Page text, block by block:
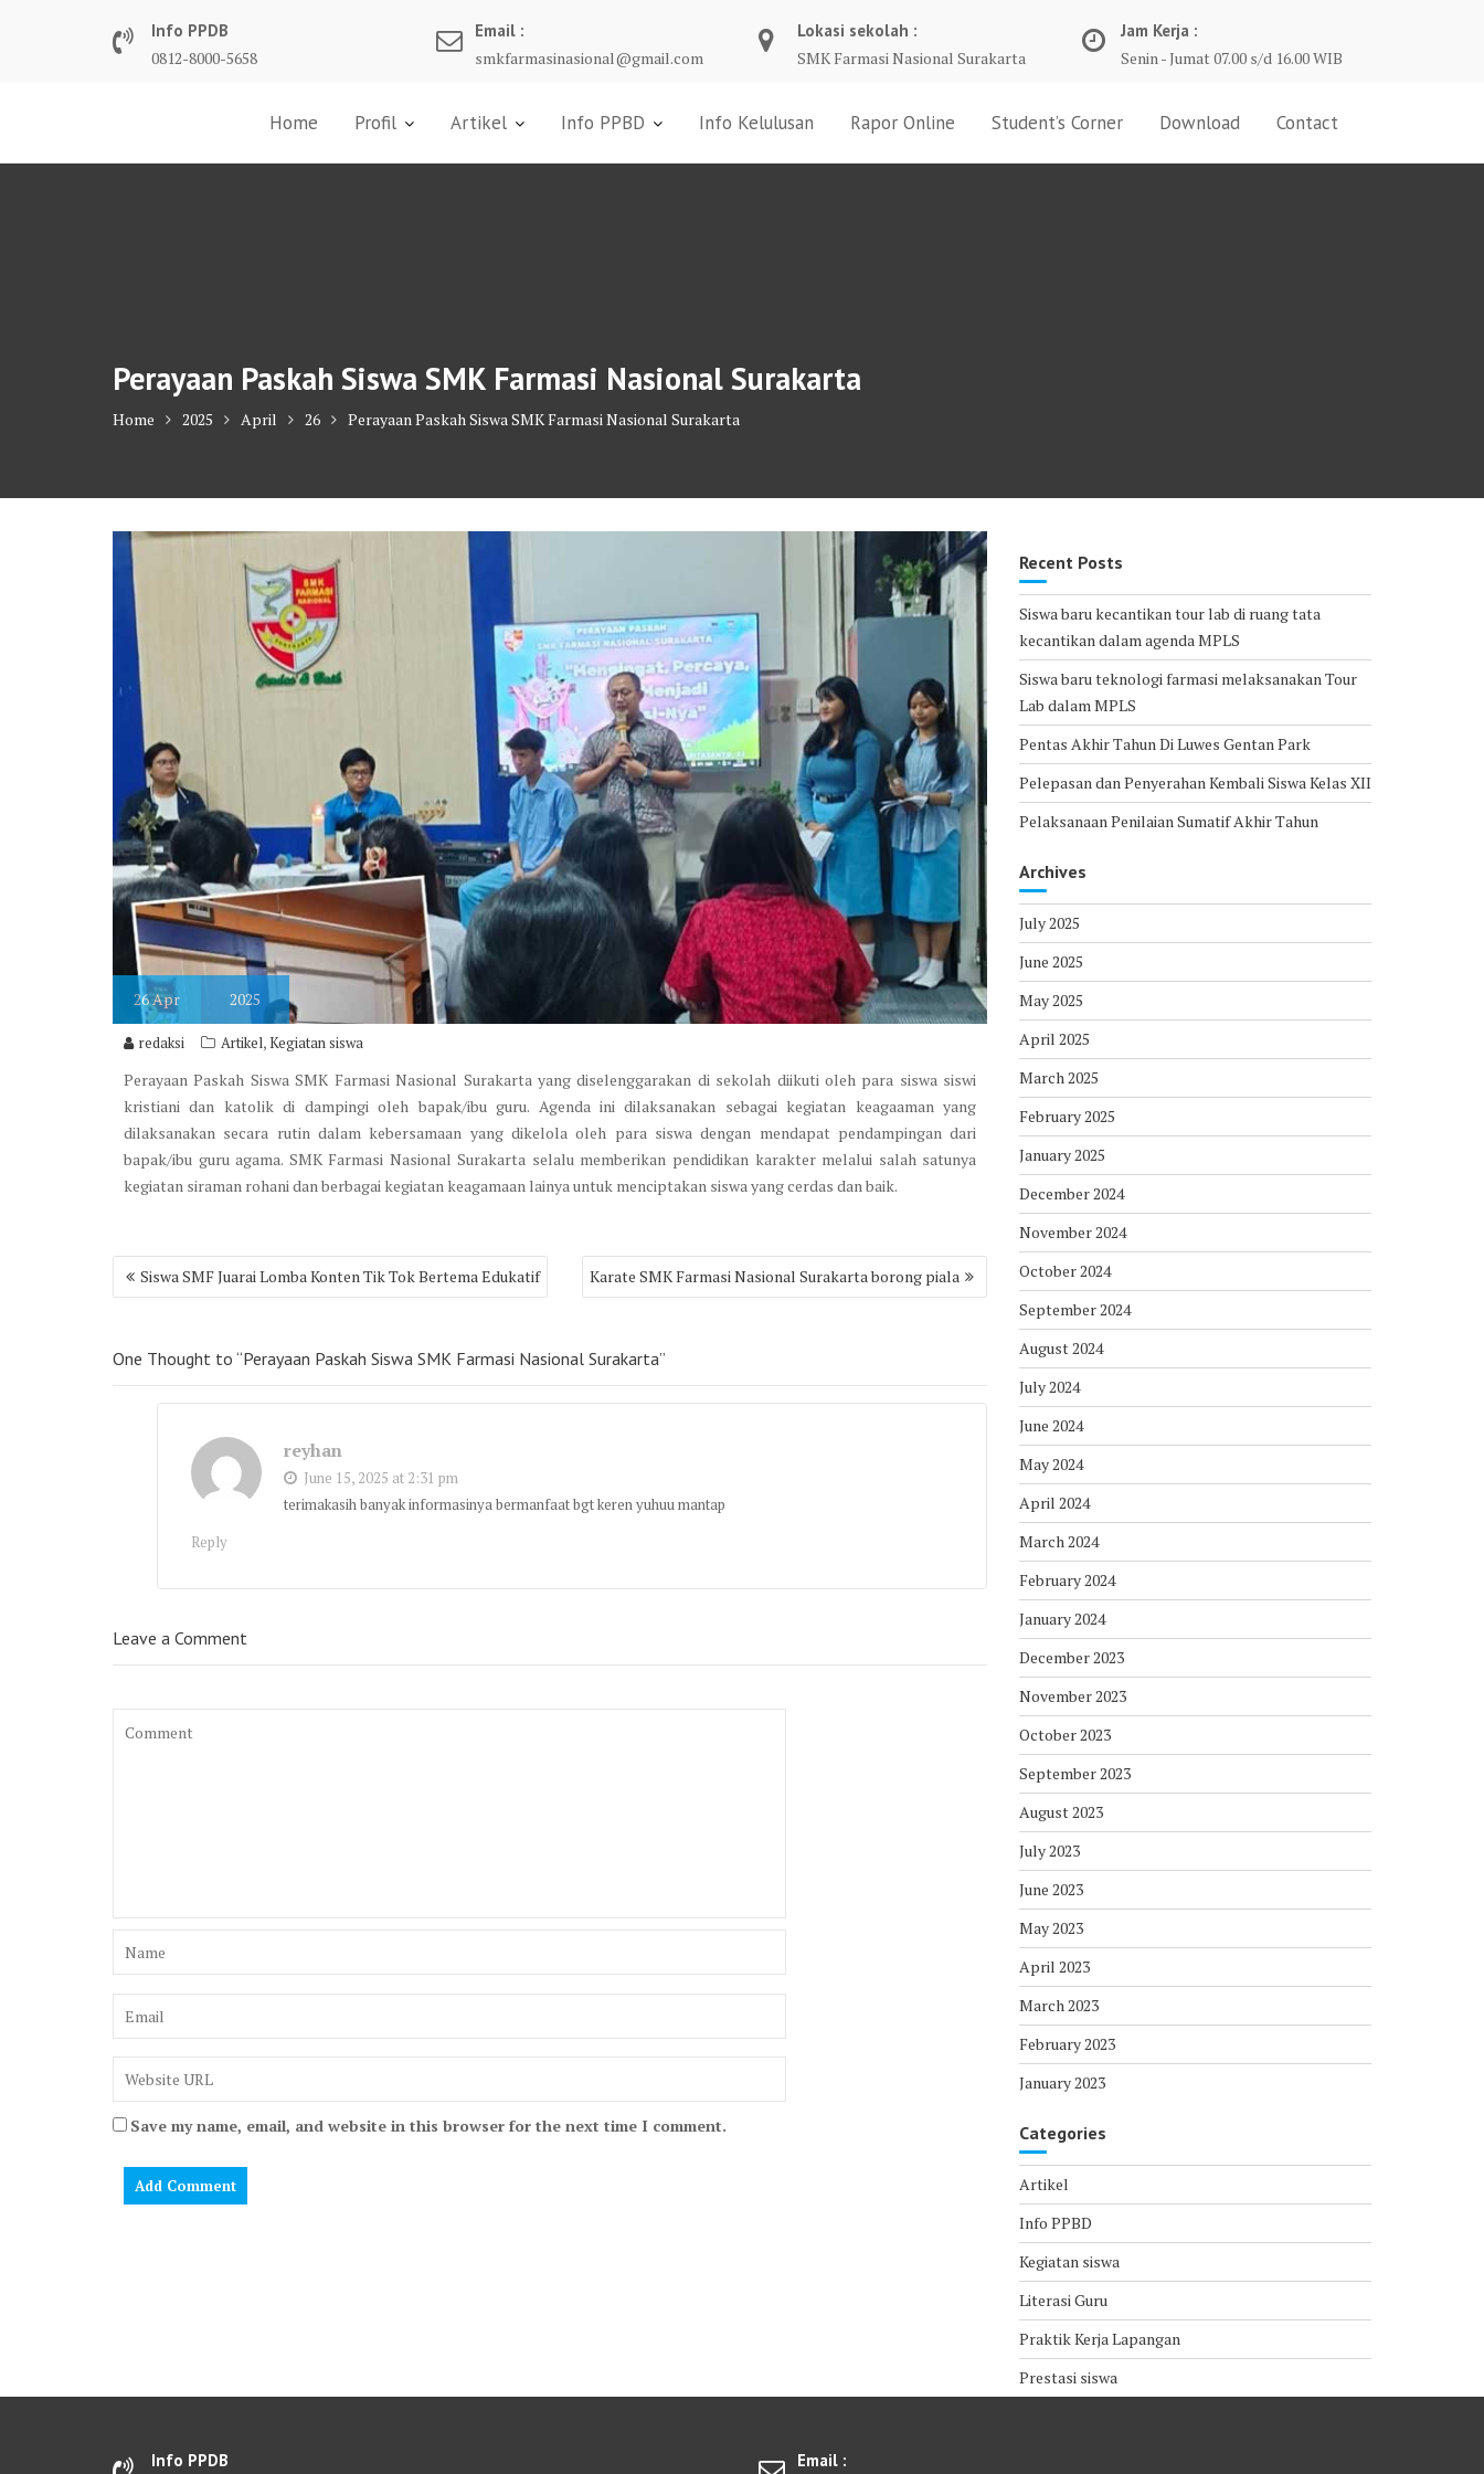
Info PPDB
0812-8000-5658
Email :
smkfarmasinasional@gmail.com
Lokasi sekolah :
SMK Farmasi Nasional Surakarta
Jam Kerja :
Senin - Jumat 07.00 s/d 16.00 WIB
Home Profil Artikel Info PPBD Info Kelulusan Rapor Online Student’s Corner Download Contact
Perayaan Paskah Siswa SMK Farmasi Nasional Surakarta
Home 2025 April 26 Perayaan Paskah Siswa SMK Farmasi Nasional Surakarta
26Apr 2025
redaksi Artikel,Kegiatan siswa
Perayaan Paskah Siswa SMK Farmasi Nasional Surakarta yang diselenggarakan di sekolah diikuti oleh para siswa siswi
kristiani dan katolik di dampingi oleh bapak/ibu guru. Agenda ini dilaksanakan sebagai kegiatan keagaaman yang
dilaksanakan secara rutin dalam kebersamaan yang dikelola oleh para siswa dengan mendapat pendampingan dari
bapak/ibu guru agama. SMK Farmasi Nasional Surakarta selalu memberikan pendidikan karakter melalui salah satunya
kegiatan siraman rohani dan berbagai kegiatan keagamaan lainya untuk menciptakan siswa yang cerdas dan baik.
Post
navigation
Siswa SMF Juarai Lomba Konten Tik Tok Bertema Edukatif Karate SMK Farmasi Nasional Surakarta borong piala
One Thought to “Perayaan Paskah Siswa SMK Farmasi Nasional Surakarta”
reyhan
June 15, 2025 at 2:31 pm
terimakasih banyak informasinya bermanfaat bgt keren yuhuu mantap
Reply
Leave a Comment
Save my name, email, and website in this browser for the next time I comment.
Recent Posts
Siswa baru kecantikan tour lab di ruang tata
kecantikan dalam agenda MPLS
Siswa baru teknologi farmasi melaksanakan Tour
Lab dalam MPLS
Pentas Akhir Tahun Di Luwes Gentan Park
Pelepasan dan Penyerahan Kembali Siswa Kelas XII
Pelaksanaan Penilaian Sumatif Akhir Tahun
Archives
July 2025
June 2025
May 2025
April 2025
March 2025
February 2025
January 2025
December 2024
November 2024
October 2024
September 2024
August 2024
July 2024
June 2024
May 2024
April 2024
March 2024
February 2024
January 2024
December 2023
November 2023
October 2023
September 2023
August 2023
July 2023
June 2023
May 2023
April 2023
March 2023
February 2023
January 2023
Categories
Artikel
Info PPBD
Kegiatan siswa
Literasi Guru
Praktik Kerja Lapangan
Prestasi siswa
Info PPDB Email :